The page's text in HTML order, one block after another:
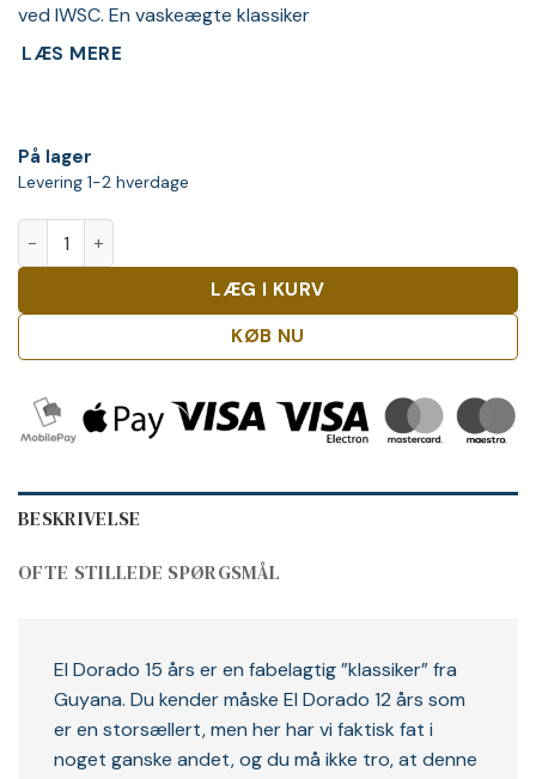
ved IWSC. En vaskeægte klassiker
LÆS MERE
På lager
Levering 1-2 hverdage
LÆG I KURV
KØB NU
BESKRIVELSE
OFTE STILLEDE SPØRGSMÅL
El Dorado 15 års er en fabelagtig ”klassiker” fra
Guyana. Du kender måske El Dorado 12 års som
er en storsællert, men her har vi faktisk fat i
noget ganske andet, og du må ikke tro, at denne